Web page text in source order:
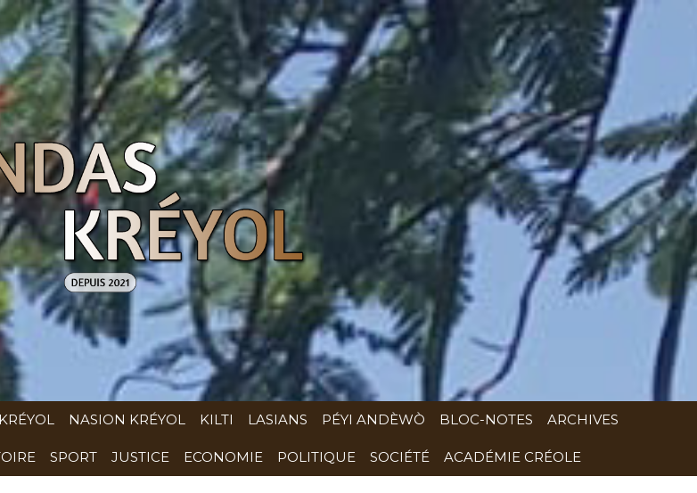
NASION KRÉYOL KILTI LASIANS PÉYI ANDÈWÒ BLOC-NOTES ARCHIVES
SPORT JUSTICE ECONOMIE POLITIQUE SOCIÉTÉ ACADÉMIE CRÉOLE